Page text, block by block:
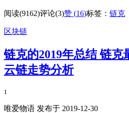
阅读(9162)评论(3)赞 (16)标签： 链克
区块链
链克的2019年总结 链克
云链走势分析
1
唯爱物语 发布于 2019-12-30